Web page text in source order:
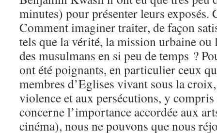
minutes) pour présenter leurs exposés.
Comment imaginer traiter, de façon
tels que la vérité, la mission urbaine ou
des musulmans en si peu de temps ?
ont été poignants, en particulier ceux
membres d’Eglises vivant sous la
violence et aux persécutions, y
concerne l’importance accordée aux
cinéma), nous ne pouvons que nous